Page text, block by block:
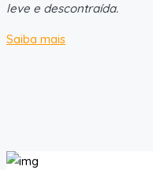
leve e descontraída.
Saiba mais